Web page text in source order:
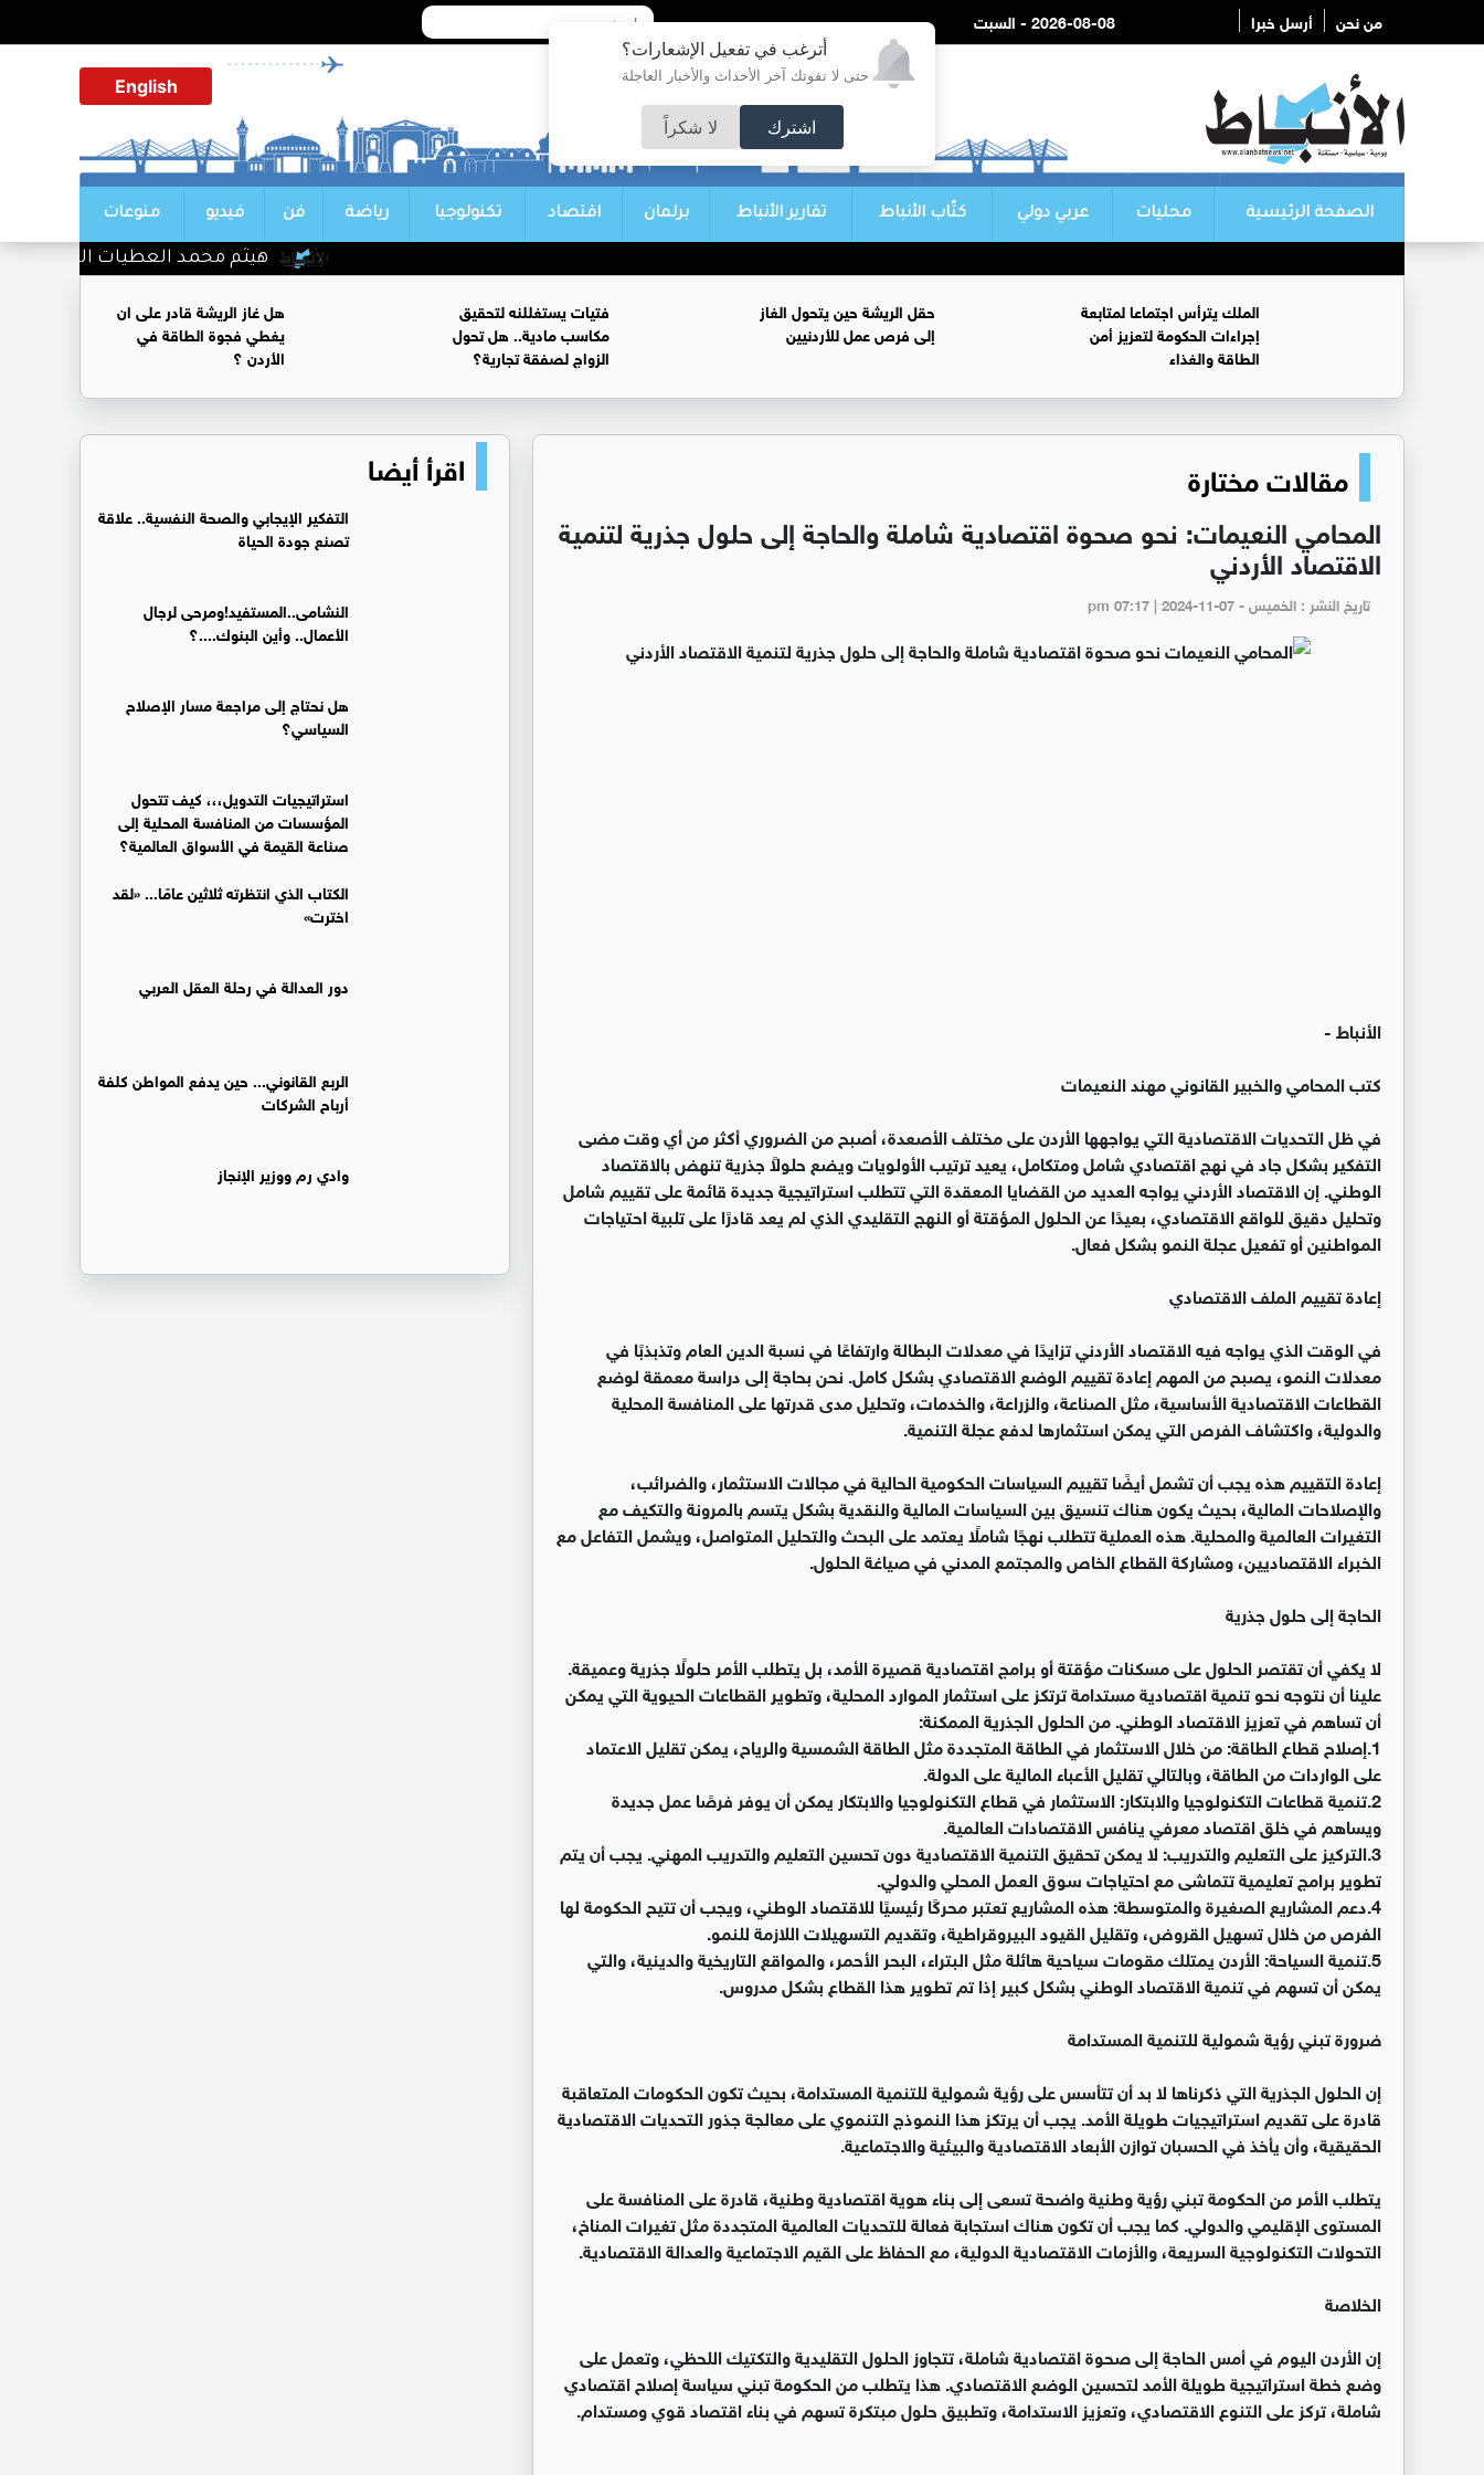
أترغب في تفعيل الإشعارات؟
حتى لا تفوتك آخر الأحداث والأخبار العاجلة
اشترك لا شكراً
من نحن أرسل خبرا 2026-08-08 - السبت
English
الصفحة الرئيسية محليات عربي دولي كتّاب الأنباط تقارير الأنباط برلمان اقتصاد تكنولوجيا رياضة فن فيديو منوعات
هيثم محمد العطيات الف مبروك
الملك يترأس اجتماعا لمتابعة
إجراءات الحكومة لتعزيز أمن
الطاقة والغذاء
حقل الريشة حين يتحول الغاز
إلى فرص عمل للأردنيين
فتيات يستغللنه لتحقيق
مكاسب مادية.. هل تحول
الزواج لصفقة تجارية؟
هل غاز الريشة قادر على ان
يغطي فجوة الطاقة في
الأردن ؟
مقالات مختارة
المحامي النعيمات: نحو صحوة اقتصادية شاملة والحاجة إلى حلول جذرية لتنمية
الاقتصاد الأردني
تاريخ النشر : الخميس - pm 07:17 | 2024-11-07
الأنباط -
كتب المحامي والخبير القانوني مهند النعيمات
في ظل التحديات الاقتصادية التي يواجهها الأردن على مختلف الأصعدة، أصبح من الضروري أكثر من أي وقت مضى
التفكير بشكل جاد في نهج اقتصادي شامل ومتكامل، يعيد ترتيب الأولويات ويضع حلولاً جذرية تنهض بالاقتصاد
الوطني. إن الاقتصاد الأردني يواجه العديد من القضايا المعقدة التي تتطلب استراتيجية جديدة قائمة على تقييم شامل
وتحليل دقيق للواقع الاقتصادي، بعيدًا عن الحلول المؤقتة أو النهج التقليدي الذي لم يعد قادرًا على تلبية احتياجات
المواطنين أو تفعيل عجلة النمو بشكل فعال.
إعادة تقييم الملف الاقتصادي
في الوقت الذي يواجه فيه الاقتصاد الأردني تزايدًا في معدلات البطالة وارتفاعًا في نسبة الدين العام وتذبذبًا في
معدلات النمو، يصبح من المهم إعادة تقييم الوضع الاقتصادي بشكل كامل. نحن بحاجة إلى دراسة معمقة لوضع
القطاعات الاقتصادية الأساسية، مثل الصناعة، والزراعة، والخدمات، وتحليل مدى قدرتها على المنافسة المحلية
والدولية، واكتشاف الفرص التي يمكن استثمارها لدفع عجلة التنمية.
إعادة التقييم هذه يجب أن تشمل أيضًا تقييم السياسات الحكومية الحالية في مجالات الاستثمار، والضرائب،
والإصلاحات المالية، بحيث يكون هناك تنسيق بين السياسات المالية والنقدية بشكل يتسم بالمرونة والتكيف مع
التغيرات العالمية والمحلية. هذه العملية تتطلب نهجًا شاملًا يعتمد على البحث والتحليل المتواصل، ويشمل التفاعل مع
الخبراء الاقتصاديين، ومشاركة القطاع الخاص والمجتمع المدني في صياغة الحلول.
الحاجة إلى حلول جذرية
لا يكفي أن تقتصر الحلول على مسكنات مؤقتة أو برامج اقتصادية قصيرة الأمد، بل يتطلب الأمر حلولًا جذرية وعميقة.
علينا أن نتوجه نحو تنمية اقتصادية مستدامة ترتكز على استثمار الموارد المحلية، وتطوير القطاعات الحيوية التي يمكن
أن تساهم في تعزيز الاقتصاد الوطني. من الحلول الجذرية الممكنة:
1.إصلاح قطاع الطاقة: من خلال الاستثمار في الطاقة المتجددة مثل الطاقة الشمسية والرياح، يمكن تقليل الاعتماد
على الواردات من الطاقة، وبالتالي تقليل الأعباء المالية على الدولة.
2.تنمية قطاعات التكنولوجيا والابتكار: الاستثمار في قطاع التكنولوجيا والابتكار يمكن أن يوفر فرصًا عمل جديدة
ويساهم في خلق اقتصاد معرفي ينافس الاقتصادات العالمية.
3.التركيز على التعليم والتدريب: لا يمكن تحقيق التنمية الاقتصادية دون تحسين التعليم والتدريب المهني. يجب أن يتم
تطوير برامج تعليمية تتماشى مع احتياجات سوق العمل المحلي والدولي.
4.دعم المشاريع الصغيرة والمتوسطة: هذه المشاريع تعتبر محركًا رئيسيًا للاقتصاد الوطني، ويجب أن تتيح الحكومة لها
الفرص من خلال تسهيل القروض، وتقليل القيود البيروقراطية، وتقديم التسهيلات اللازمة للنمو.
5.تنمية السياحة: الأردن يمتلك مقومات سياحية هائلة مثل البتراء، البحر الأحمر، والمواقع التاريخية والدينية، والتي
يمكن أن تسهم في تنمية الاقتصاد الوطني بشكل كبير إذا تم تطوير هذا القطاع بشكل مدروس.
ضرورة تبني رؤية شمولية للتنمية المستدامة
إن الحلول الجذرية التي ذكرناها لا بد أن تتأسس على رؤية شمولية للتنمية المستدامة، بحيث تكون الحكومات المتعاقبة
قادرة على تقديم استراتيجيات طويلة الأمد. يجب أن يرتكز هذا النموذج التنموي على معالجة جذور التحديات الاقتصادية
الحقيقية، وأن يأخذ في الحسبان توازن الأبعاد الاقتصادية والبيئية والاجتماعية.
يتطلب الأمر من الحكومة تبني رؤية وطنية واضحة تسعى إلى بناء هوية اقتصادية وطنية، قادرة على المنافسة على
المستوى الإقليمي والدولي. كما يجب أن تكون هناك استجابة فعالة للتحديات العالمية المتجددة مثل تغيرات المناخ،
التحولات التكنولوجية السريعة، والأزمات الاقتصادية الدولية، مع الحفاظ على القيم الاجتماعية والعدالة الاقتصادية.
الخلاصة
إن الأردن اليوم في أمس الحاجة إلى صحوة اقتصادية شاملة، تتجاوز الحلول التقليدية والتكتيك اللحظي، وتعمل على
وضع خطة استراتيجية طويلة الأمد لتحسين الوضع الاقتصادي. هذا يتطلب من الحكومة تبني سياسة إصلاح اقتصادي
شاملة، تركز على التنوع الاقتصادي، وتعزيز الاستدامة، وتطبيق حلول مبتكرة تسهم في بناء اقتصاد قوي ومستدام.
اقرأ أيضا
التفكير الإيجابي والصحة النفسية.. علاقة
تصنع جودة الحياة
النشامى..المستفيد!ومرحى لرجال
الأعمال.. وأين البنوك....؟
هل نحتاج إلى مراجعة مسار الإصلاح
السياسي؟
استراتيجيات التدويل،،، كيف تتحول
المؤسسات من المنافسة المحلية إلى
صناعة القيمة في الأسواق العالمية؟
الكتاب الذي انتظرته ثلاثين عامًا... «لقد
اخترت»
دور العدالة في رحلة العقل العربي
الربع القانوني... حين يدفع المواطن كلفة
أرباح الشركات
وادي رم ووزير الإنجاز